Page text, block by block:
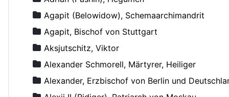
Agapit (Belowidow), Schemaarchimandrit
Agapit, Bischof von Stuttgart
Aksjutschitz, Viktor
Alexander Schmorell, Märtyrer, Heiliger
Alexander, Erzbischof von Berlin und